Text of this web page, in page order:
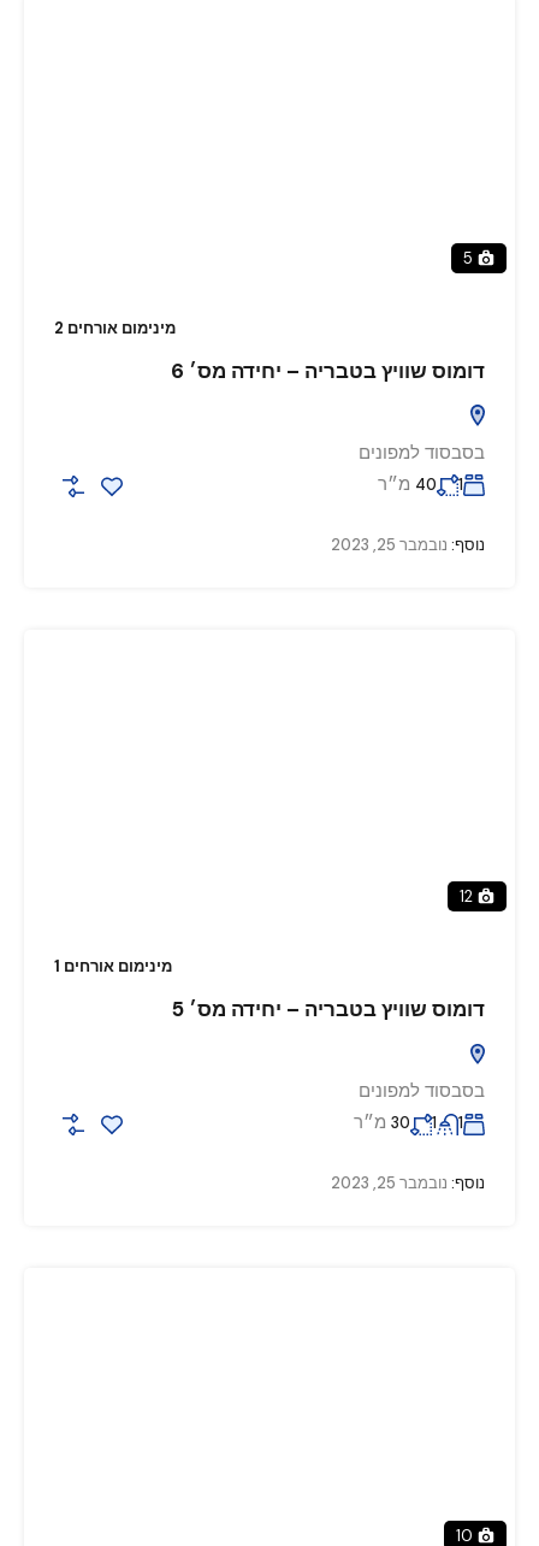
5
מינימום אורחים 2
דומוס שוויץ בטבריה – יחידה מס׳ 6
בסבסוד למפונים
1
40 מ״ר
נוסף: נובמבר 25, 2023
12
מינימום אורחים 1
דומוס שוויץ בטבריה – יחידה מס׳ 5
בסבסוד למפונים
1
1
30 מ״ר
נוסף: נובמבר 25, 2023
10